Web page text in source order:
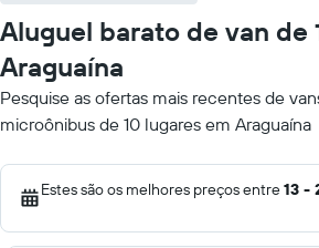
Aluguel barato de van de
Araguaína
Pesquise as ofertas mais recentes de
microônibus de 10 lugares em Araguaína
Estes são os melhores preços entre13 -